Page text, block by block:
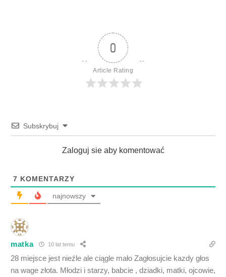
0
Article Rating
Subskrybuj
Zaloguj sie aby komentować
7 KOMENTARZY
najnowszy
matka 10 lat temu
28 miejsce jest nieźle ale ciągle mało Zagłosujcie kazdy głos
na wage złota. Młodzi i starzy, babcie , dziadki, matki, ojcowie,